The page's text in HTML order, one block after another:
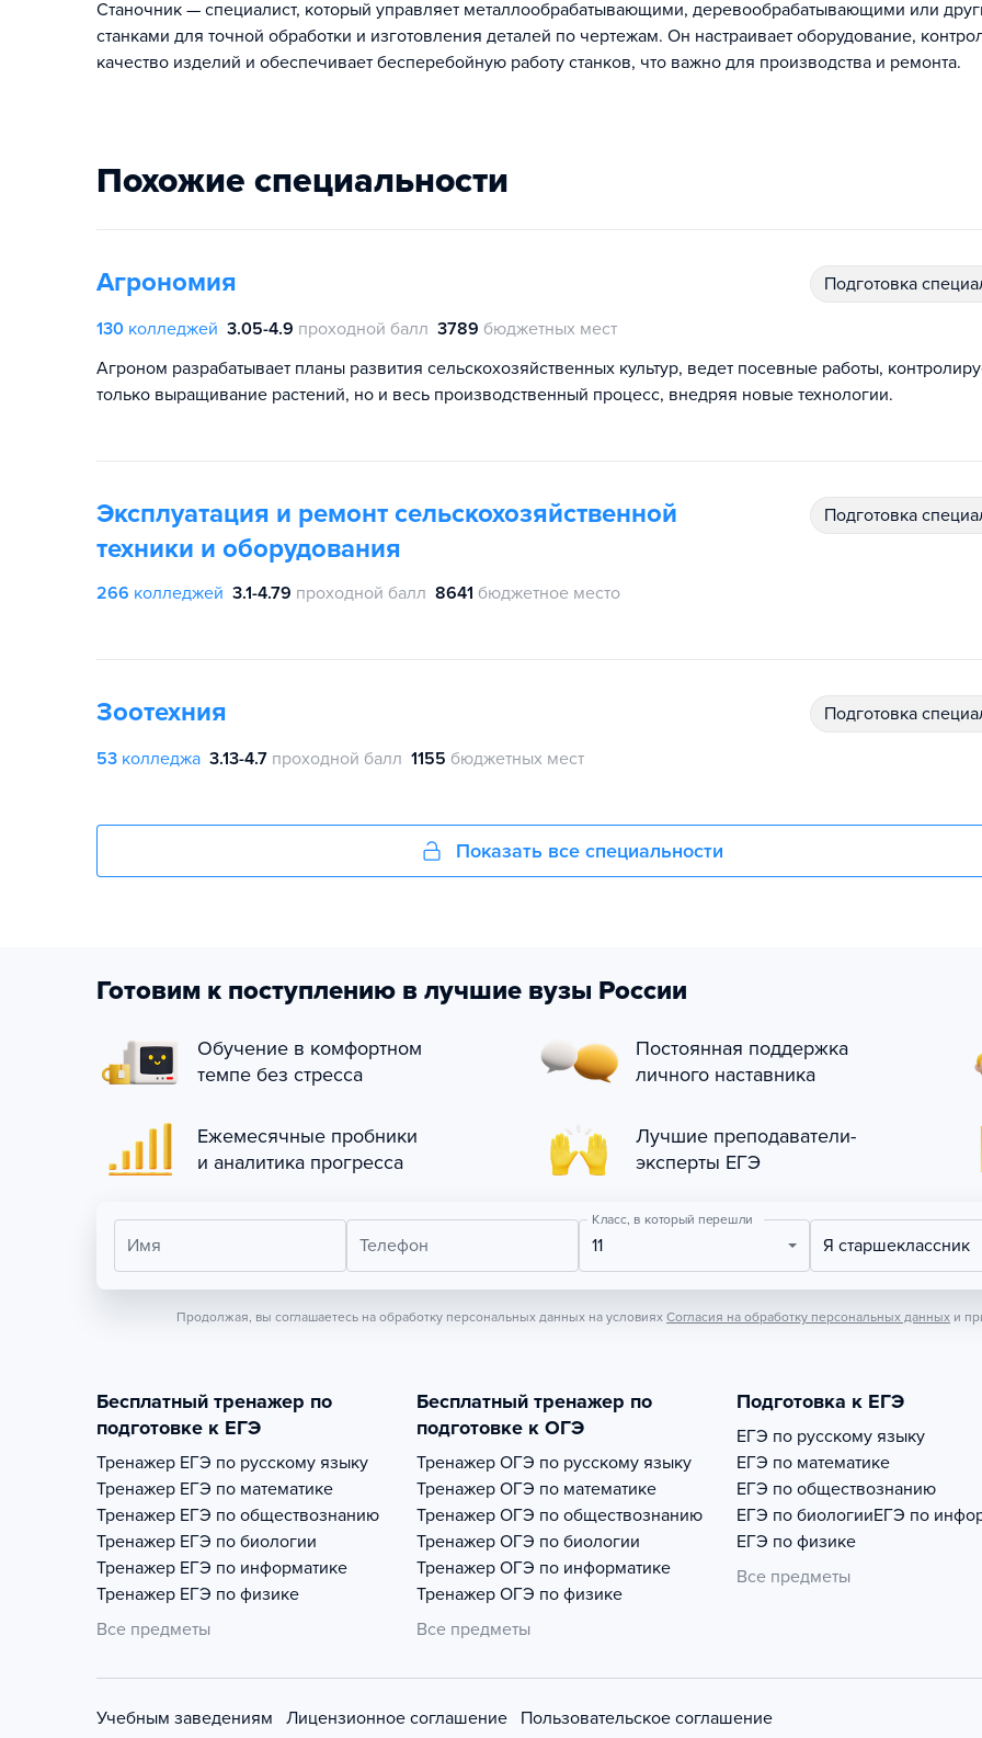
Станочник — специалист, который управляет металлообрабатывающими, деревообрабатывающими или
станками для точной обработки и изготовления деталей по чертежам. Он настраивает оборудование,
качество изделий и обеспечивает бесперебойную работу станков, что важно для производства и ремонта.
Похожие специальности
Агрономия подготовка
130 колледжей 3.05-4.9 проходной балл 3789 бюджетных мест
Агроном разрабатывает планы развития сельскохозяйственных культур, ведет посевные работы,
только выращивание растений, но и весь производственный процесс, внедряя новые технологии.
Эксплуатация и ремонт сельскохозяйственной
техники и оборудования
подготовка
266 колледжей 3.1-4.79 проходной балл 8641 бюджетное место
Зоотехния подготовка
53 колледжа 3.13-4.7 проходной балл 1155 бюджетных мест
Показать все специальности
Готовим к поступлению в лучшие вузы России
Обучение в комфортном
темпе без стресса
Постоянная поддержка
личного наставника
Ежемесячные пробники
и аналитика прогресса
Лучшие преподаватели-
эксперты ЕГЭ
Имя Телефон
Класс, в который перешли
11 Я старшеклассник
Продолжая, вы соглашаетесь на обработку персональных данных на условиях Согласия на обработку персональных данных и
Бесплатный тренажер по
подготовке к ЕГЭ
Тренажер ЕГЭ по русскому языку
Тренажер ЕГЭ по математике
Тренажер ЕГЭ по обществознанию
Тренажер ЕГЭ по биологии
Тренажер ЕГЭ по информатике
Тренажер ЕГЭ по физике
Все предметы
Бесплатный тренажер по
подготовке к ОГЭ
Тренажер ОГЭ по русскому языку
Тренажер ОГЭ по математике
Тренажер ОГЭ по обществознанию
Тренажер ОГЭ по биологии
Тренажер ОГЭ по информатике
Тренажер ОГЭ по физике
Все предметы
Подготовка к ЕГЭ
ЕГЭ по русскому языку
ЕГЭ по математике
ЕГЭ по обществознанию
ЕГЭ по биологииЕГЭ по
ЕГЭ по физике
Все предметы
Учебным заведениям Лицензионное соглашение Пользовательское соглашение